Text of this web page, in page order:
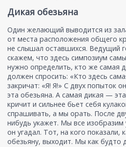
Дикая обезьяна
Один желающий выводится из
от места расположения общего
не слышал оставшихся. Ведущий
скажем, что здесь симпозиум
нужно определить, кто же самая
должен спросить: «Кто здесь
закричат: «Я! Я!» С двух попыток
эта обезьяна. А самая дикая —
кричит и сильнее бьет себя
спрашивать, а мы орать. После
нибудь укажет. Мы все изобразим
он угадал. Тот, на кого показали,
обезьяну, выходит. Мы как будто